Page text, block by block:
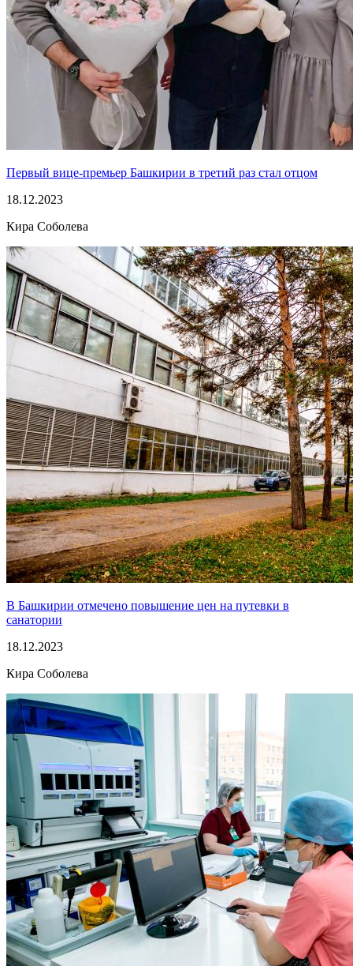
Первый вице-премьер Башкирии в третий раз стал отцом
18.12.2023
Кира Соболева
В Башкирии отмечено повышение цен на путевки в
санатории
18.12.2023
Кира Соболева